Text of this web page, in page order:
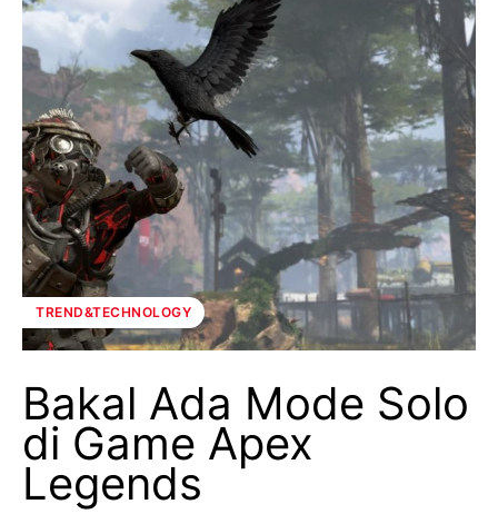
TREND&TECHNOLOGY
Bakal Ada Mode Solo
di Game Apex
Legends